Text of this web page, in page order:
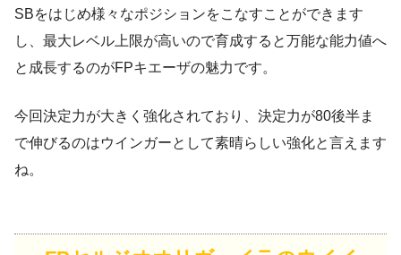
SBをはじめ様々なポジションをこなすことができます
し、最大レベル上限が高いので育成すると万能な能力値へ
と成長するのがFPキエーザの魅力です。
今回決定力が大きく強化されており、決定力が80後半ま
で伸びるのはウインガーとして素晴らしい強化と言えます
ね。